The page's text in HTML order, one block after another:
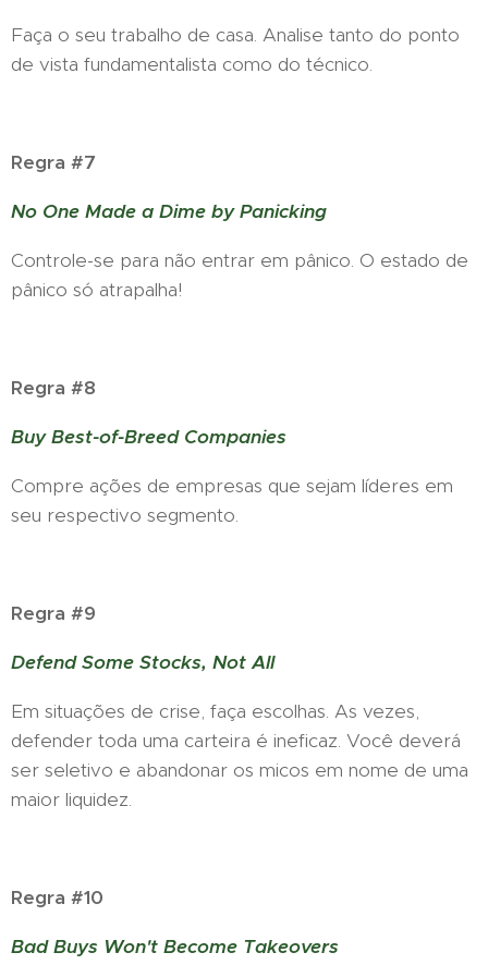
Faça o seu trabalho de casa. Analise tanto do ponto
de vista fundamentalista como do técnico.
Regra #7
No One Made a Dime by Panicking
Controle-se para não entrar em pânico. O estado de
pânico só atrapalha!
Regra #8
Buy Best-of-Breed Companies
Compre ações de empresas que sejam líderes em
seu respectivo segmento.
Regra #9
Defend Some Stocks, Not All
Em situações de crise, faça escolhas. As vezes,
defender toda uma carteira é ineficaz. Você deverá
ser seletivo e abandonar os micos em nome de uma
maior liquidez.
Regra #10
Bad Buys Won't Become Takeovers